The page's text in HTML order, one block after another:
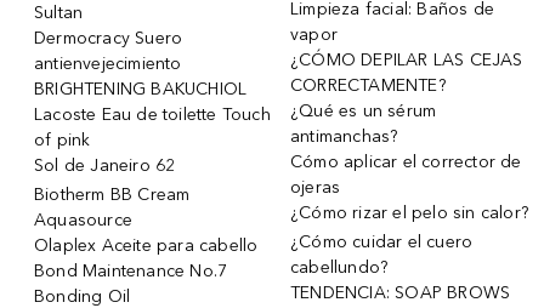
Sultan
Dermocracy Suero
antienvejecimiento
BRIGHTENING BAKUCHIOL
Lacoste Eau de toilette Touch
of pink
Sol de Janeiro 62
Biotherm BB Cream
Aquasource
Olaplex Aceite para cabello
Bond Maintenance No.7
Bonding Oil
Limpieza facial: Baños de
vapor
¿CÓMO DEPILAR LAS CEJAS
CORRECTAMENTE?
¿Qué es un sérum
antimanchas?
Cómo aplicar el corrector de
ojeras
¿Cómo rizar el pelo sin calor?
¿Cómo cuidar el cuero
cabellundo?
TENDENCIA: SOAP BROWS